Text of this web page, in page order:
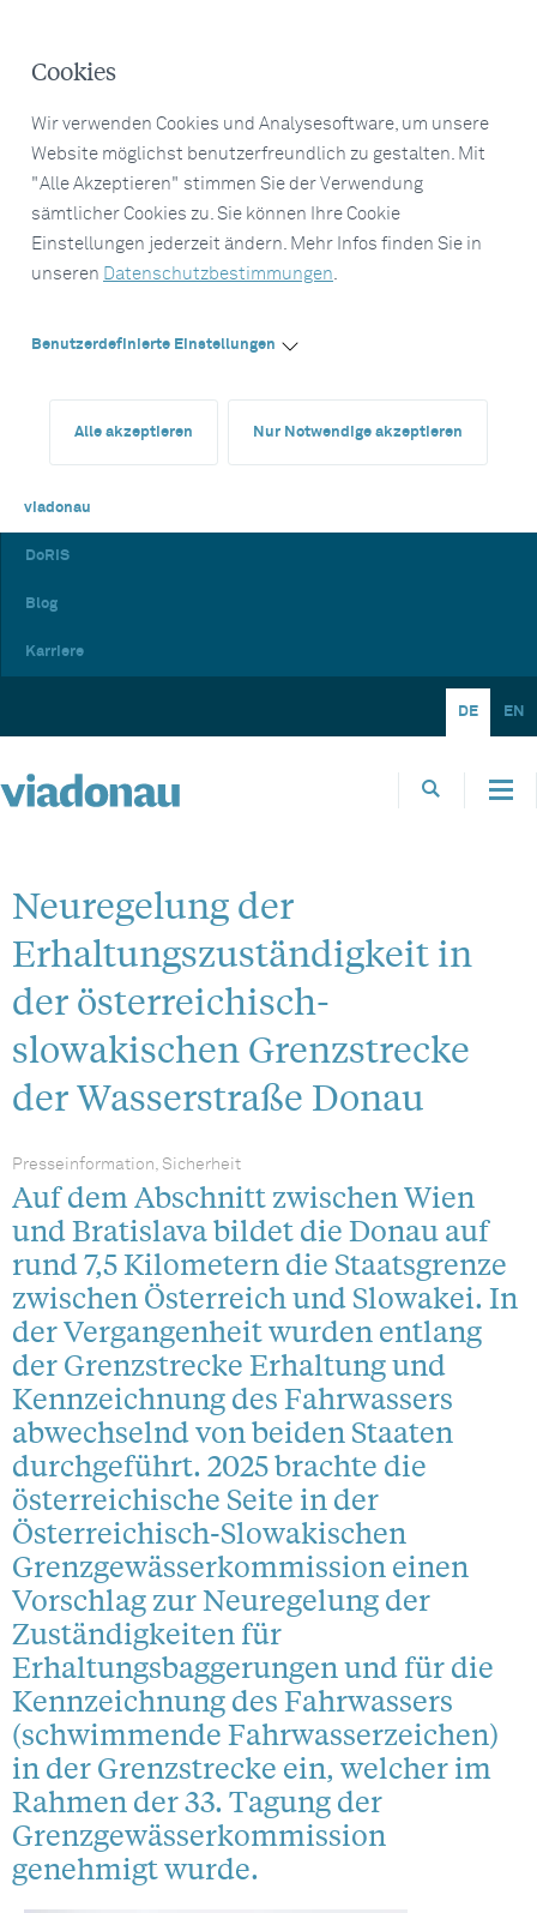
Cookies
Wir verwenden Cookies und Analysesoftware, um unsere
Website möglichst benutzerfreundlich zu gestalten. Mit
"Alle Akzeptieren" stimmen Sie der Verwendung
sämtlicher Cookies zu. Sie können Ihre Cookie
Einstellungen jederzeit ändern. Mehr Infos finden Sie in
unseren Datenschutzbestimmungen.
Benutzerdefinierte Einstellungen
Alle akzeptieren Nur Notwendige akzeptieren
viadonau
DoRIS
Blog
Karriere
DE EN
Neuregelung der
Erhaltungszuständigkeit in
der österreichisch-
slowakischen Grenzstrecke
der Wasserstraße Donau
Presseinformation, Sicherheit
Auf dem Abschnitt zwischen Wien
und Bratislava bildet die Donau auf
rund 7,5 Kilometern die Staatsgrenze
zwischen Österreich und Slowakei. In
der Vergangenheit wurden entlang
der Grenzstrecke Erhaltung und
Kennzeichnung des Fahrwassers
abwechselnd von beiden Staaten
durchgeführt. 2025 brachte die
österreichische Seite in der
Österreichisch-Slowakischen
Grenzgewässerkommission einen
Vorschlag zur Neuregelung der
Zuständigkeiten für
Erhaltungsbaggerungen und für die
Kennzeichnung des Fahrwassers
(schwimmende Fahrwasserzeichen)
in der Grenzstrecke ein, welcher im
Rahmen der 33. Tagung der
Grenzgewässerkommission
genehmigt wurde.